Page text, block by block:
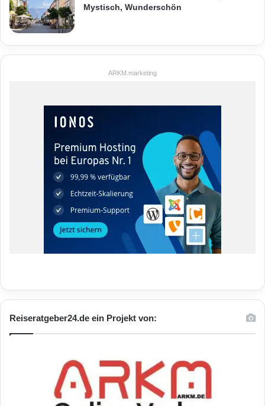
Mystisch, Wunderschön
ARKM.marketing
Reiseratgeber24.de ein Projekt von: